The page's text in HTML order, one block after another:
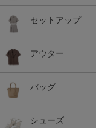
セットアップ
アウター
バッグ
シューズ